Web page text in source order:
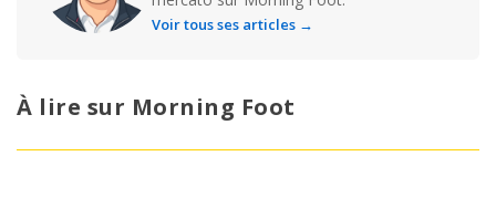
mercato sur Morning Foot.
Voir tous ses articles →
À lire sur Morning Foot